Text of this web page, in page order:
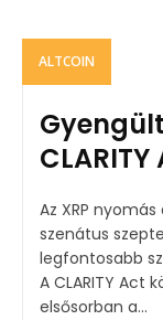
ALTCOIN
Az XRP
szenátus
legfontosabb
A CLARITY Act
elsősorban a...